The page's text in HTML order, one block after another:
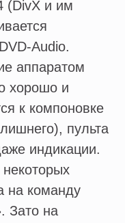
(DivX и им
Audio.
аппаратом
хорошо и
к компоновке
пульта
индикации.
на команду
Зато на